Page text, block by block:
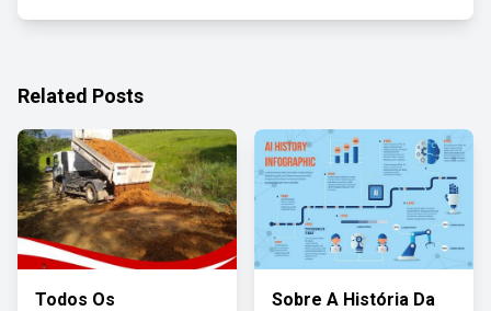
Related Posts
Todos Os
Sobre A História Da